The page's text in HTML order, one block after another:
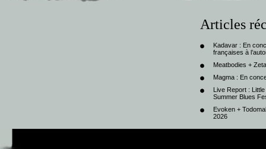
Articles
Kadavar : En
françaises à
Meatbodies +
Magma : En
Live Report :
Summer Blues
Evoken +
2026